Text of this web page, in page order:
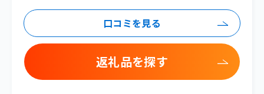
口コミを見る
返礼品を探す